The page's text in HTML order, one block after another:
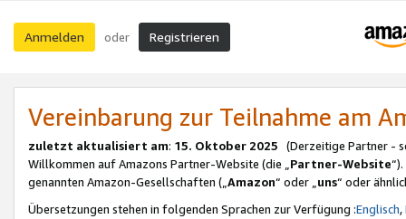
Anmelden oder Registrieren
Vereinbarung zur Teilnahme am
zuletzt aktualisiert am: 15. Oktober 2025 (Derzeitige Partner -
Willkommen auf Amazons Partner-Website (die „Partner-Website
genannten Amazon-Gesellschaften („Amazon“ oder „uns“ oder
Übersetzungen stehen in folgenden Sprachen zur Verfügung :Englisch,